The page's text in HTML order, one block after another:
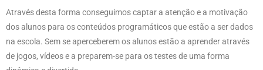
Através desta forma conseguimos captar a atenção e a motivação
dos alunos para os conteúdos programáticos que estão a ser dados
na escola. Sem se aperceberem os alunos estão a aprender através
de jogos, vídeos e a preparem-se para os testes de uma forma